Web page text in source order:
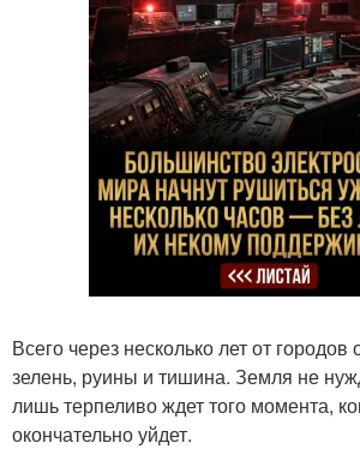
Всего через несколько лет от
зелень, руины и тишина. Земля не
лишь терпеливо ждет того момента,
окончательно уйдет.